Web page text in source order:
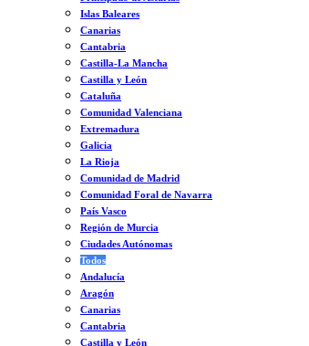
Islas Baleares
Canarias
Cantabria
Castilla-La Mancha
Castilla y León
Cataluña
Comunidad Valenciana
Extremadura
Galicia
La Rioja
Comunidad de Madrid
Comunidad Foral de Navarra
País Vasco
Región de Murcia
Ciudades Autónomas
Todos
Andalucía
Aragón
Canarias
Cantabria
Castilla y León